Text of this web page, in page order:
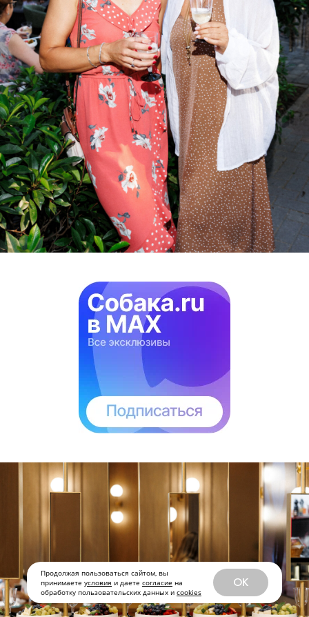
Продолжая пользоваться сайтом, вы
принимаете условия и даете согласие на
обработку пользовательских данных и cookies
OK